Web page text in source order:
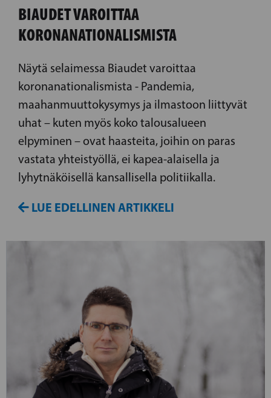
BIAUDET VAROITTAA
KORONANATIONALISMISTA
Näytä selaimessa Biaudet varoittaa
koronanationalismista - Pandemia,
maahanmuuttokysymys ja ilmastoon liittyvät
uhat – kuten myös koko talousalueen
elpyminen – ovat haasteita, joihin on paras
vastata yhteistyöllä, ei kapea-alaisella ja
lyhytnäköisellä kansallisella politiikalla.
LUE EDELLINEN ARTIKKELI